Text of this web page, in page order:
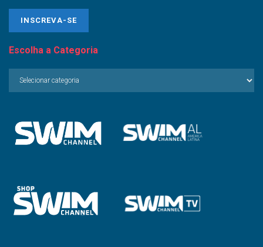
Escolha a Categoria